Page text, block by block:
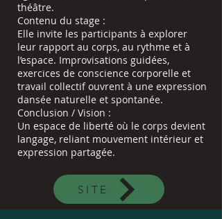
théâtre.
Contenu du stage :
Elle invite les participants à explorer
leur rapport au corps, au rythme et à
l’espace. Improvisations guidées,
exercices de conscience corporelle et
travail collectif ouvrent à une expression
dansée naturelle et spontanée.
Conclusion / Vision :
Un espace de liberté où le corps devient
langage, reliant mouvement intérieur et
expression partagée.
SITE